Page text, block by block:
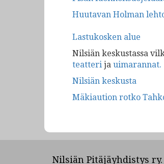
Huutavan Holman
Lastukosken alue
Nilsiän keskustassa
teatteri ja uimarannat.
Nilsiän keskusta
Mäkiaution rotko
Nilsiän Pitäjäyhdistys ry.